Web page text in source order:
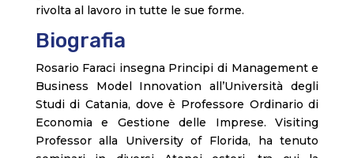
rivolta al lavoro in tutte le sue forme.
Biografia
Rosario Faraci insegna Principi di Management e
Business Model Innovation all’Università degli
Studi di Catania, dove è Professore Ordinario di
Economia e Gestione delle Imprese. Visiting
Professor alla University of Florida, ha tenuto